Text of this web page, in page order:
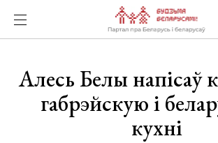
Алесь Белы напісаў
габрэйскую і
кухні